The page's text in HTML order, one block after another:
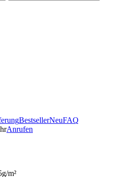
BestsellerNeuFAQ
Anrufen
m²